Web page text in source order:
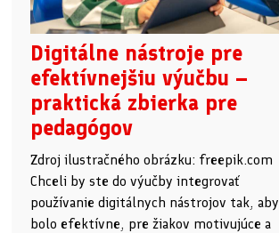
Digitálne nástroje pre
efektívnejšiu výučbu –
praktická zbierka pre
pedagógov
Zdroj ilustračného obrázku: freepik.com
Chceli by ste do výučby integrovať
používanie digitálnych nástrojov tak, aby
bolo efektívne, pre žiakov motivujúce a